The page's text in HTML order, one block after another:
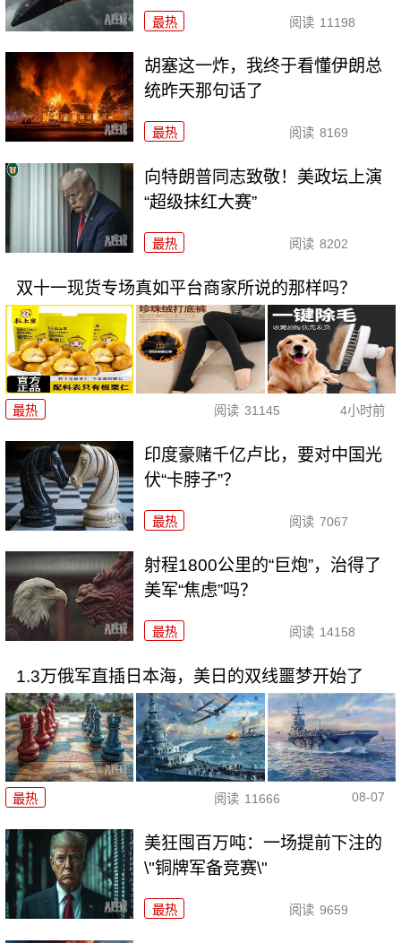
最热 阅读 11198
胡塞这一炸，我终于看懂伊朗总
统昨天那句话了
最热 阅读 8169
向特朗普同志致敬！美政坛上演
“超级抹红大赛”
最热 阅读 8202
双十一现货专场真如平台商家所说的那样吗？
最热 阅读 31145 4小时前
印度豪赌千亿卢比，要对中国光
伏“卡脖子”？
最热 阅读 7067
射程1800公里的“巨炮”，治得了
美军“焦虑”吗？
最热 阅读 14158
1.3万俄军直插日本海，美日的双线噩梦开始了
最热 阅读 11666 08-07
美狂囤百万吨：一场提前下注的
\"铜牌军备竞赛\"
最热 阅读 9659